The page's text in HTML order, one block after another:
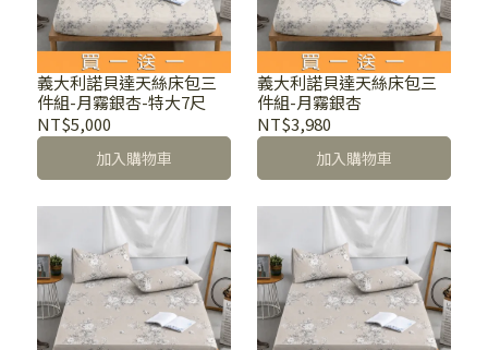
義大利諾貝達天絲床包三
件組-月霧銀杏-特大7尺
NT$5,000
加入購物車
義大利諾貝達天絲床包三
件組-月霧銀杏
NT$3,980
加入購物車